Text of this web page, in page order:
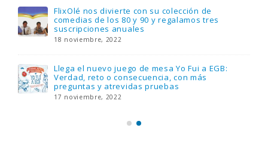
FlixOlé nos divierte con su colección de
comedias de los 80 y 90 y regalamos tres
suscripciones anuales
18 noviembre, 2022
Llega el nuevo juego de mesa Yo Fui a EGB:
Verdad, reto o consecuencia, con más
preguntas y atrevidas pruebas
17 noviembre, 2022